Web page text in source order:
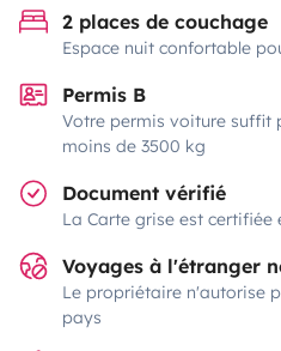
2 places de couchage
Espace nuit confortable
Permis B
Votre permis voiture suffit
moins de 3500 kg
Document vérifié
La Carte grise est certifiée
Voyages à l'étranger
Le propriétaire n'autorise
pays